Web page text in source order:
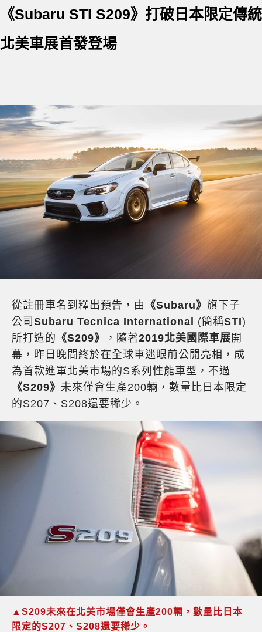
《Subaru STI S209》打破日本限定傳統
北美車展首發登場
從註冊車名到釋出預告，由 《Subaru》 旗下子
公司 Subaru Tecnica International (簡稱STI)
所打造的 《S209》 ，隨著2019北美國際車展 開
幕，昨日晚間終於在全球車迷眼前公開亮相，成
為首款進軍北美市場的S系列性能車型，不過
《S209》 未來僅會生產200輛，數量比日本限定
的S207、S208還要稀少。
▲S209未來在北美市場僅會生產200輛，數量比日本
限定的S207、S208還要稀少。